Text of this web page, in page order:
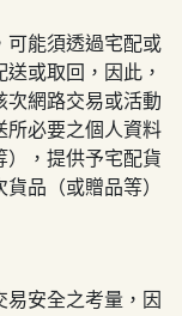
可能須透過宅配或
或取回，因此，
次網路交易或活動
所必要之個人資料
），提供予宅配貨
品（或贈品等）
易安全之考量，因